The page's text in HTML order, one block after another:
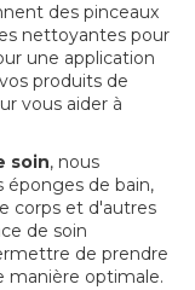
des pinceaux
nettoyantes pour
une application
produits de
vous aider à
soin, nous
éponges de bain,
corps et d'autres
de soin
de prendre
manière optimale.